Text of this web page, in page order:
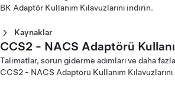
2. Nesil Mobil Konnektör Kullanım
2. Nesil Mobil Konnektör Kullanım
(Arabic)
2. Nesil Mobil Konnektör Kullanım
2. Nesil Mobil Konnektör Kullanım
Kablolu 1. Nesil Mobil Konnektör
1. Nesil Mobil Konnektör Kullanım
(Nederlands)
(Norsk)
1. Nesil Mobil Konnektör Kullanım
(Suomi)
1. Nesil Mobil Konnektör Kullanım
CHAdeMO Adaptör Kullanım Kılavuzu
CHAdeMO Adaptör Kullanım Kılavuzu
CHAdeMO Adaptör Kullanım Kılavuzu
CHAdeMO Adaptör Kullanım Kılavuzu
CHAdeMO Adaptör Kullanım Kılavuzu
CHAdeMO Adaptör Kullanım Kılavuzu
BK Adaptör Kullanım Kılavuzlarını indirin.
Kaynaklar
BK DC Adaptör Kullanım Kılavuzu -
BK DC Adaptör Kullanım Kılavuzu - Çin
BK AC Adaptör Kullanım Kılavuzu -
BK AC Adaptör Kullanım Kılavuzu - Çin
CCS2 - NACS Adaptörü
Talimatlar, sorun giderme adımları ve daha
CCS2 - NACS Adaptörü Kullanım